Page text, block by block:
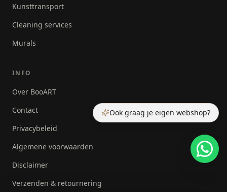
Ook graag je eigen webshop?
Kunsttransport
Cleaning services
Murals
INFO
Over BooART
Contact
Privacybeleid
Algemene voorwaarden
Disclaimer
Verzenden & retournering